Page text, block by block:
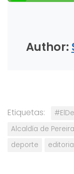
Author:
Etiquetas:
Alcaldía de
deporte